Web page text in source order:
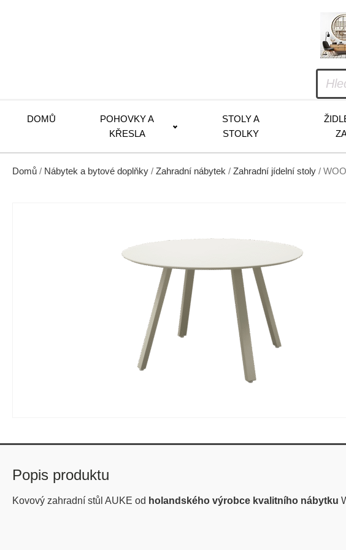
DOMŮ
POHOVKY A
KŘESLA
STOLY A
STOLKY
Domů / Nábytek a bytové doplňky / Zahradní nábytek / Zahradní jídelní stoly /
Popis produktu
Kovový zahradní stůl AUKE od holandského výrobce kvalitního nábytku